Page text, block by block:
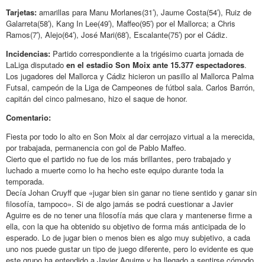
Tarjetas: amarillas para Manu Morlanes(31′), Jaume Costa(54′), Ruiz de
Galarreta(58′), Kang In Lee(49′), Maffeo(95′) por el Mallorca; a Chris
Ramos(7′), Alejo(64′), José Mari(68′), Escalante(75′) por el Cádiz.
Incidencias: Partido correspondiente a la trigésimo cuarta jornada de
LaLiga disputado en el estadio Son Moix ante 15.377 espectadores.
Los jugadores del Mallorca y Cádiz hicieron un pasillo al Mallorca Palma
Futsal, campeón de la Liga de Campeones de fútbol sala. Carlos Barrón,
capitán del cinco palmesano, hizo el saque de honor.
Comentario:
Fiesta por todo lo alto en Son Moix al dar cerrojazo virtual a la merecida,
por trabajada, permanencia con gol de Pablo Maffeo.
Cierto que el partido no fue de los más brillantes, pero trabajado y
luchado a muerte como lo ha hecho este equipo durante toda la
temporada.
Decía Johan Cruyff que «jugar bien sin ganar no tiene sentido y ganar sin
filosofía, tampoco». Si de algo jamás se podrá cuestionar a Javier
Aguirre es de no tener una filosofía más que clara y mantenerse firme a
ella, con la que ha obtenido su objetivo de forma más anticipada de lo
esperado. Lo de jugar bien o menos bien es algo muy subjetivo, a cada
uno nos puede gustar un tipo de juego diferente, pero lo evidente es que